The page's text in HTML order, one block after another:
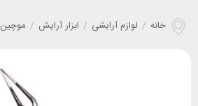
خانه / لوازم آرایشی / ابزار آرایش / موچین